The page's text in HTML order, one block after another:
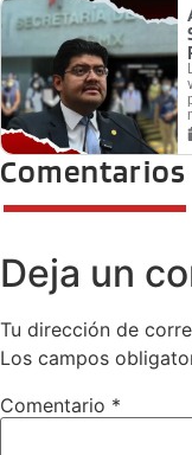
Comentarios
Deja un
Tu dirección de
Los campos
Comentario *